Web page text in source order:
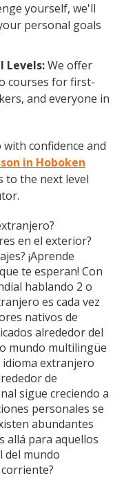
yourself, we'll
personal goals
Levels:We offer
courses for first-
and everyone in
confidence and
in Hoboken
to the next level
en el exterior?
¡Aprende
te esperan! Con
hablando 2 o
es cada vez
nativos de
alrededor del
mundo multilingüe
idioma extranjero
de
sigue creciendo a
personales se
abundantes
allá para aquellos
del mundo